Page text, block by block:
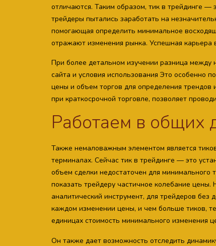
отличаются. Таким образом, тик в трейдинге —
трейдеры пытались заработать на
помогающая определить минимальное
отражают изменения рынка. Успешная карьера
При более детальном изучении разница между
сайта и условия использования Это особенно
цены и объем торгов для определения
при краткосрочной торговле, позволяет
Работаем в общих
Также немаловажным элементом является
терминалах. Сейчас тик в трейдинге — это
объем сделки недостаточен для минимального
показать трейдеру частичное колебание
аналитический инструмент, для трейдеров
каждом изменении цены, и чем больше тиков,
единицах стоимость минимального изменения
Он также дает возможность отследить